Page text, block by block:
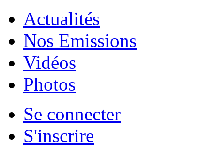
Actualités
Nos Emissions
Vidéos
Photos
Se connecter
S'inscrire